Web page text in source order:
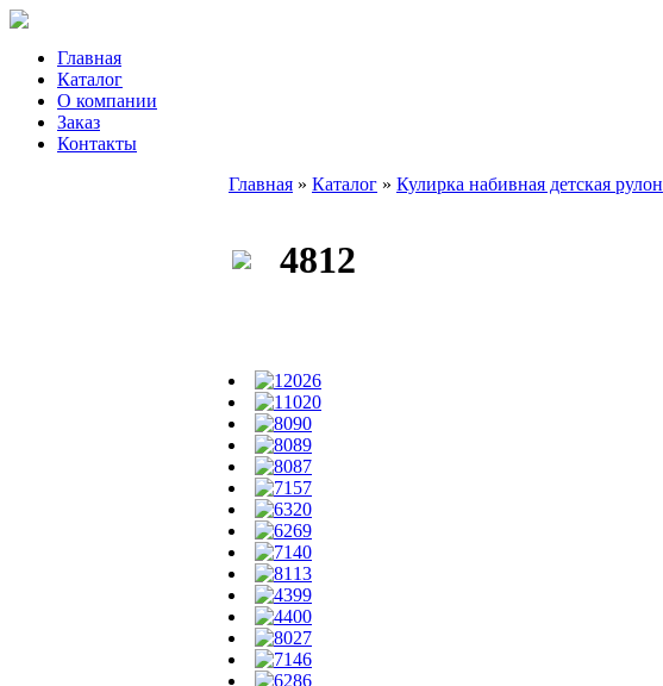
Главная
Каталог
О компании
Заказ
Контакты
Главная » Каталог » Кулирка набивная детская рулон
4812